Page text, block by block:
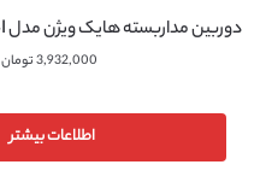
دوربین مداربسته هایک ویژن مدل DS-2CD1123G0E-I
3,932,000تومان
اطلاعات بیشتر